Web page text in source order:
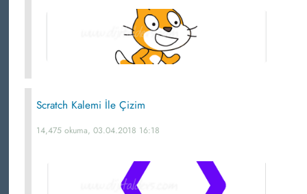
Scratch Kalemi İle Çizim
14,475 okuma, 03.04.2018 16:18